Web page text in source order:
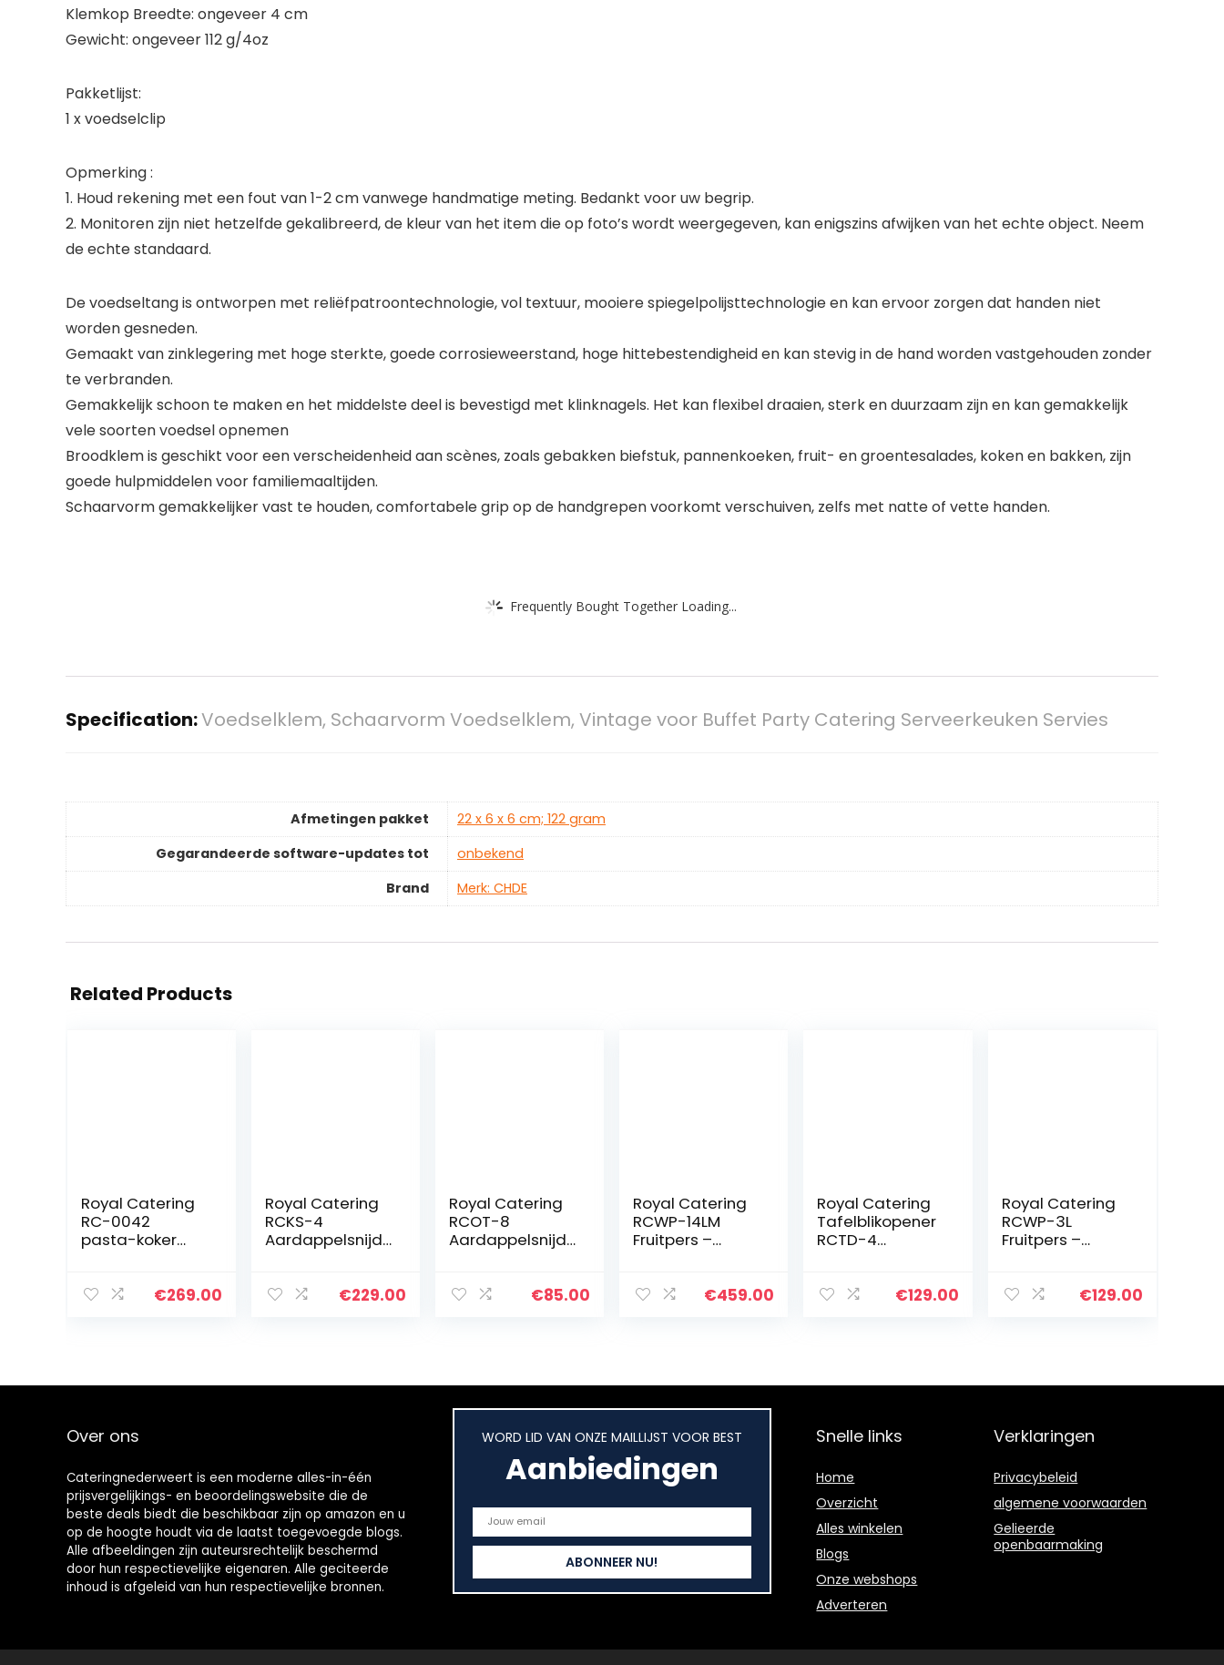
Klemkop Breedte: ongeveer 4 cm
Gewicht: ongeveer 112 g/4oz
Pakketlijst:
1 x voedselclip
Opmerking :
1. Houd rekening met een fout van 1-2 cm vanwege handmatige meting. Bedankt voor uw begrip.
2. Monitoren zijn niet hetzelfde gekalibreerd, de kleur van het item die op foto’s wordt weergegeven, kan enigszins afwijken van het echte object. Neem
de echte standaard.
De voedseltang is ontworpen met reliëfpatroontechnologie, vol textuur, mooiere spiegelpolijsttechnologie en kan ervoor zorgen dat handen niet
worden gesneden.
Gemaakt van zinklegering met hoge sterkte, goede corrosieweerstand, hoge hittebestendigheid en kan stevig in de hand worden vastgehouden zonder
te verbranden.
Gemakkelijk schoon te maken en het middelste deel is bevestigd met klinknagels. Het kan flexibel draaien, sterk en duurzaam zijn en kan gemakkelijk
vele soorten voedsel opnemen
Broodklem is geschikt voor een verscheidenheid aan scènes, zoals gebakken biefstuk, pannenkoeken, fruit- en groentesalades, koken en bakken, zijn
goede hulpmiddelen voor familiemaaltijden.
Schaarvorm gemakkelijker vast te houden, comfortabele grip op de handgrepen voorkomt verschuiven, zelfs met natte of vette handen.
Frequently Bought Together Loading...
Specification:Voedselklem, Schaarvorm Voedselklem, Vintage voor Buffet Party Catering Serveerkeuken Servies
Afmetingen pakket
‎22 x 6 x 6 cm; 122 gram
Gegarandeerde software-updates tot
‎onbekend
Brand
Merk: CHDE
Related Products
Royal Catering
RC-0042
pasta-koker
30-110 °C
€269.00
Royal Catering
RCKS-4
Aardappelsnijde
Handmatig
en…
€229.00
Royal Catering
RCOT-8
Aardappelsnijde
Handmatig€85.00
Royal Catering
RCWP-14LM
Fruitpers –
– Fruitpers
€459.00
Royal Catering
Tafelblikopener
RCTD-4
roestvrij staal
€129.00
Royal Catering
RCWP-3L
Fruitpers –
met uitlooppijp
€129.00
Over ons
Cateringnederweert is een moderne alles-in-één
prijsvergelijkings- en beoordelingswebsite die de
beste deals biedt die beschikbaar zijn op amazon en u
op de hoogte houdt via de laatst toegevoegde blogs.
Alle afbeeldingen zijn auteursrechtelijk beschermd
door hun respectievelijke eigenaren. Alle geciteerde
inhoud is afgeleid van hun respectievelijke bronnen.
WORD LID VAN ONZE MAILLIJST VOOR BEST
Aanbiedingen
Snelle links
Home
Overzicht
Alles winkelen
Blogs
Onze webshops
Adverteren
Verklaringen
Privacybeleid
algemene voorwaarden
Gelieerde
openbaarmaking